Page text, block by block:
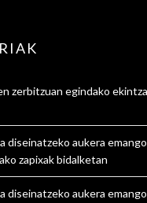
zerbitzuan egindako
diseinatzeko aukera
zapixakbidalketan
diseinatzeko aukera